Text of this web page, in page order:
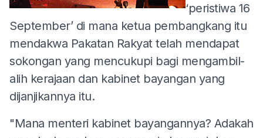
‘peristiwa 16
September’ di mana ketua pembangkang itu
mendakwa Pakatan Rakyat telah mendapat
sokongan yang mencukupi bagi mengambil-
alih kerajaan dan kabinet bayangan yang
dijanjikannya itu.
"Mana menteri kabinet bayangannya? Adakah